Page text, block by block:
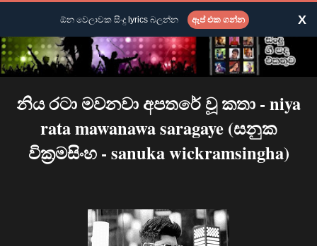
නිය රටා මවනවා අපතරේ වූ කතා - niya
rata mawanawa saragaye (සනුක
වික්‍රමසිංහ - sanuka wickramsingha)
ඕන වෙලාවක සිංදු lyrics බලන්න ඇප් එක ගන්න X